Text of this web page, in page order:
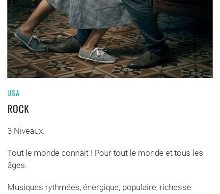
USA
ROCK
3 Niveaux.
Tout le monde connait ! Pour tout le monde et tous les
âges.
Musiques rythmées, énergique, populaire, richesse